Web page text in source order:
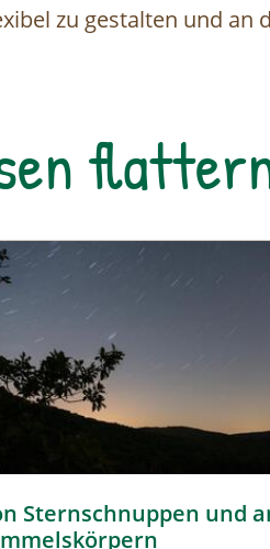
zu gestalten und an
Sternschnuppen und